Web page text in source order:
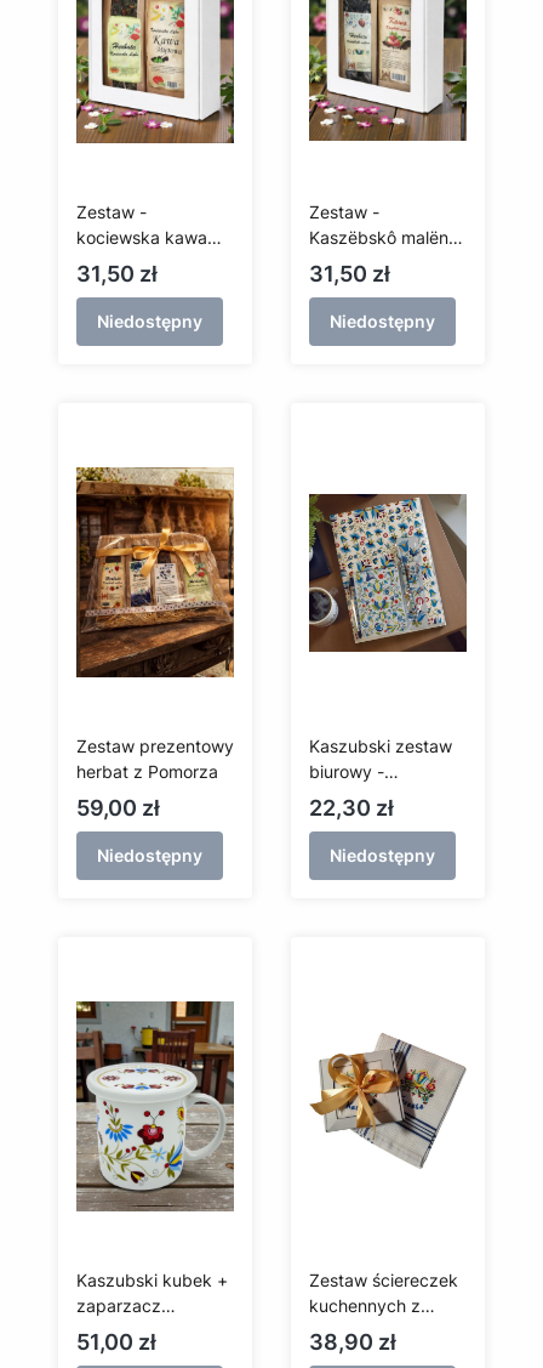
Zestaw -
kociewska kawa
miętowa i herbata
zielona
Cena
31,50 zł
Niedostępny
Zestaw -
Kaszëbskô malëna
truskawkowa kawa
i herbata
Cena
31,50 zł
Niedostępny
Zestaw prezentowy
herbat z Pomorza
Cena
59,00 zł
Niedostępny
Kaszubski zestaw
biurowy -
Wejherowo
Cena
22,30 zł
Niedostępny
Kaszubski kubek +
zaparzacz
porcelana Lubiana
(Eryk) - Wdzydze
Cena
51,00 zł
Zestaw ściereczek
kuchennych z
haftem kaszubskim
Cena
38,90 zł